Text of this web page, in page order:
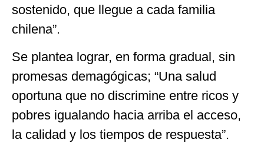
sostenido, que llegue a cada familia
chilena”.
Se plantea lograr, en forma gradual, sin
promesas demagógicas; “Una salud
oportuna que no discrimine entre ricos y
pobres igualando hacia arriba el acceso,
la calidad y los tiempos de respuesta”.